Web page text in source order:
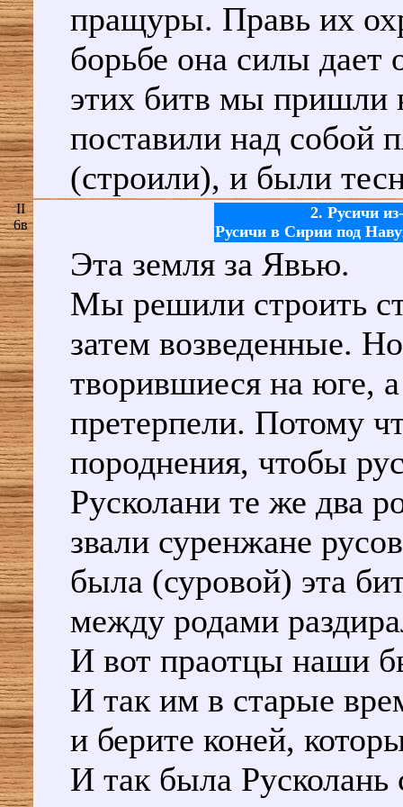
пращуры. Правь их
борьбе она силы дает
этих битв мы пришли
поставили над собой
(строили), и были
II
6в
2. Русичи
Русичи в Сирии под
Эта земля за Явью.
Мы решили строить
затем возведенные.
творившиеся на юге,
претерпели. Потому
породнения, чтобы
Русколани те же два
звали суренжане
была (суровой) эта
между родами
И вот праотцы наши
И так им в старые
и берите коней,
И так была